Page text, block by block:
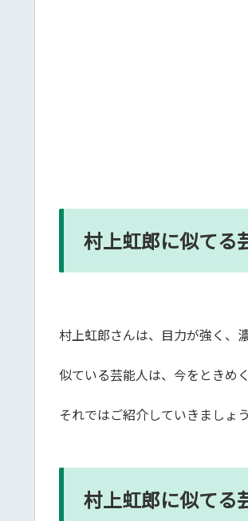
村上虹郎に似てる
村上虹郎さんは、目力が強く、
似ている芸能人は、今をときめ
それではご紹介していきましょ
村上虹郎に似て